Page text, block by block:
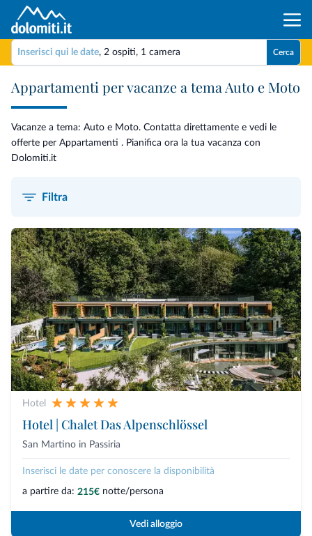
Inserisci qui le date, 2 ospiti, 1 camera Cerca
Appartamenti per vacanze a tema Auto e Moto
Vacanze a tema: Auto e Moto. Contatta direttamente e vedi le
offerte per Appartamenti . Pianifica ora la tua vacanza con
Dolomiti.it
Filtra
Hotel
Hotel | Chalet Das Alpenschlössel
San Martino in Passiria
Inserisci le date per conoscere la disponibilità
a partire da: 215€ notte/persona
Vedi alloggio